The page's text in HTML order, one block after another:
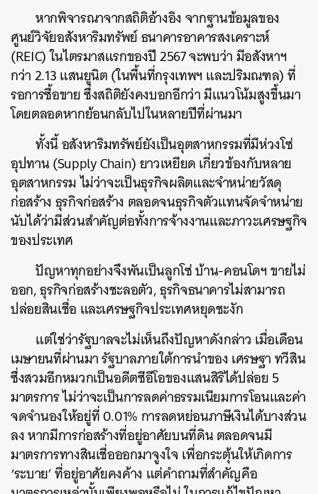
หากพิจารณาจากสถิติอ้างอิง จากฐานข้อมูลของ
ศูนย์วิจัยอสังหาริมทรัพย์ ธนาคารอาคารสงเคราะห์
(REIC) ในไตรมาสแรกของปี 2567 จะพบว่า มีอสังหาฯ
กว่า 2.13 แสนยูนิต (ในพื้นที่กรุงเทพฯ และปริมณฑล) ที่
รอการซื้อขาย ซึ่งสถิติยังคงบอกอีกว่า มีแนวโน้มสูงขึ้นมา
โดยตลอดหากย้อนกลับไปในหลายปีที่ผ่านมา
ทั้งนี้ อสังหาริมทรัพย์ยังเป็นอุตสาหกรรมที่มีห่วงโซ่
อุปทาน (Supply Chain) ยาวเหยียด เกี่ยวข้องกับหลาย
อุตสาหกรรม ไม่ว่าจะเป็นธุรกิจผลิตและจำหน่ายวัสดุ
ก่อสร้าง ธุรกิจก่อสร้าง ตลอดจนธุรกิจตัวแทนจัดจำหน่าย
นับได้ว่ามีส่วนสำคัญต่อทั้งการจ้างงานและภาวะเศรษฐกิจ
ของประเทศ
ปัญหาทุกอย่างจึงพันเป็นลูกโซ่ บ้าน-คอนโดฯ ขายไม่
ออก, ธุรกิจก่อสร้างชะลอตัว, ธุรกิจธนาคารไม่สามารถ
ปล่อยสินเชื่อ และเศรษฐกิจประเทศหยุดชะงัก
แต่ใช่ว่ารัฐบาลจะไม่เห็นถึงปัญหาดังกล่าว เมื่อเดือน
เมษายนที่ผ่านมา รัฐบาลภายใต้การนำของ เศรษฐา ทวีสิน
ซึ่งสวมอีกหมวกเป็นอดีตซีอีโอของแสนสิริได้ปล่อย 5
มาตรการ ไม่ว่าจะเป็นการลดค่าธรรมเนียมการโอนและค่า
จดจำนองให้อยู่ที่ 0.01% การลดหย่อนภาษีเงินได้บางส่วน
ลง หากมีการก่อสร้างที่อยู่อาศัยบนที่ดิน ตลอดจนมี
มาตรการทางสินเชื่อออกมาจูงใจ เพื่อกระตุ้นให้เกิดการ
‘ระบาย’ ที่อยู่อาศัยคงค้าง แต่คำถามที่สำคัญคือ